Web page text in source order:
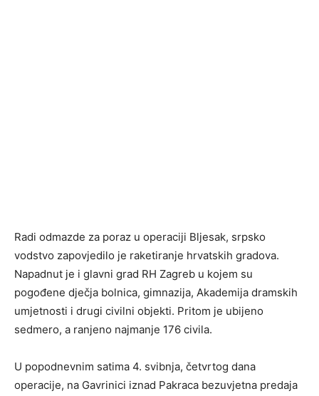
Radi odmazde za poraz u operaciji Bljesak, srpsko
vodstvo zapovjedilo je raketiranje hrvatskih gradova.
Napadnut je i glavni grad RH Zagreb u kojem su
pogođene dječja bolnica, gimnazija, Akademija dramskih
umjetnosti i drugi civilni objekti. Pritom je ubijeno
sedmero, a ranjeno najmanje 176 civila.
U popodnevnim satima 4. svibnja, četvrtog dana
operacije, na Gavrinici iznad Pakraca bezuvjetna predaja